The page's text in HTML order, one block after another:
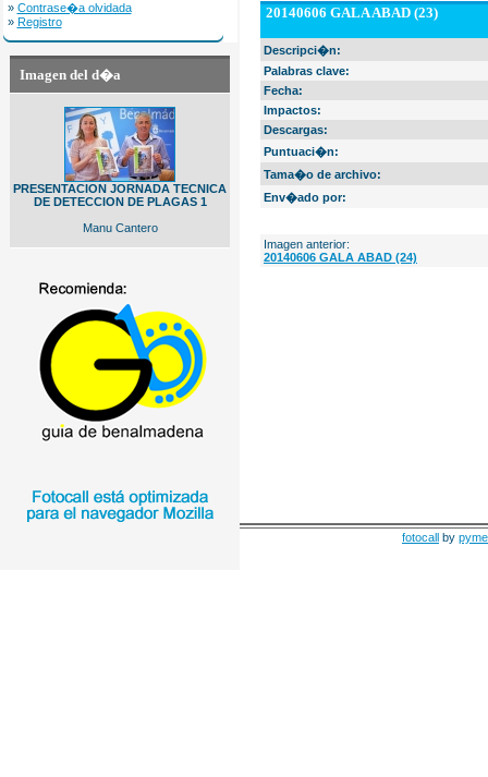
» Contrase�a olvidada
» Registro
Imagen del d�a
PRESENTACION JORNADA TECNICA
DE DETECCION DE PLAGAS 1
Manu Cantero
20140606 GALA ABAD (23)
Descripci�n:
Palabras clave:
Fecha:
Impactos:
Descargas:
Puntuaci�n:
Tama�o de archivo:
Env�ado por:
Imagen anterior:
20140606 GALA ABAD (24)
fotocall by